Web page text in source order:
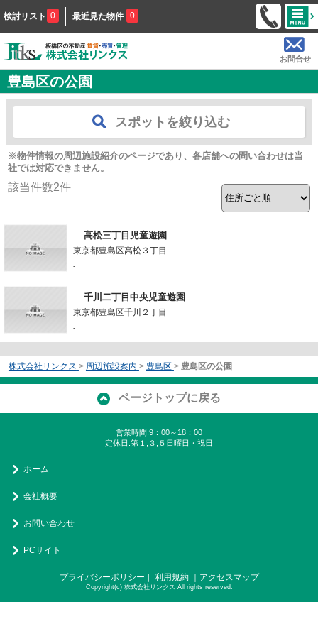
検討リスト 0 最近見た物件 0
お問合せ
豊島区の公園
スポットを絞り込む
※物件情報の周辺施設紹介のページであり、各店舗への問い合わせは当
社では対応できません。
該当件数2件
高松三丁目児童遊園
東京都豊島区高松３丁目
-
千川二丁目中央児童遊園
東京都豊島区千川２丁目
-
株式会社リンクス > 周辺施設案内 > 豊島区 > 豊島区の公園
ページトップに戻る
営業時間:9：00～18：00
定休日:第１,３,５日曜日・祝日
ホーム
会社概要
お問い合わせ
PCサイト
プライバシーポリシー ｜ 利用規約 ｜アクセスマップ
Copyright(c) 株式会社リンクス All rights reserved.